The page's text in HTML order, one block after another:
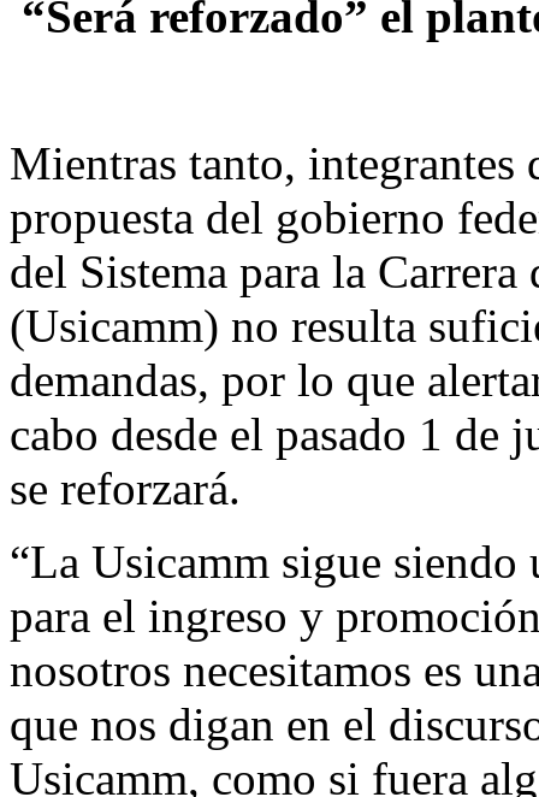
“Será reforzado” el
Mientras tanto,
propuesta del gobierno
del Sistema para la
(Usicamm) no resulta
demandas, por lo que
cabo desde el pasado 1
se reforzará.
“La Usicamm sigue
para el ingreso y
nosotros necesitamos es
que nos digan en el
Usicamm, como si fuera